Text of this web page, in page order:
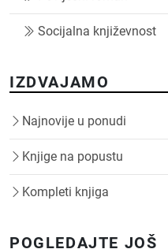
Socijalna književnost
IZDVAJAMO
Najnovije u ponudi
Knjige na popustu
Kompleti knjiga
POGLEDAJTE JOŠ